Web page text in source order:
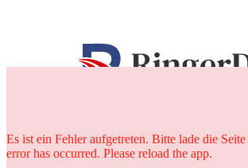
25
Es ist ein Fehler aufgetreten. Bitte lade die
error has occurred. Please reload the app.